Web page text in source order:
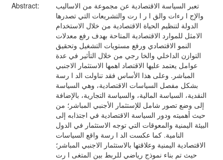
Abstract:
تعبر السیاسة الاقتصادیة عن مجموعة من الاسالیب
والإج ا رءات والق ا ر ا رت والتشریعات التي تصدرها
الدولة لتنظیم الحیاة الاقتصادیة من خلال الاستخدام
الامثل للموارد الاقتصادیة المتاحة بهدف رفع معدلات
النمو الاقتصادي ورفع مستویات التشغیل وتحقیق
التوازن الداخلي والخا رجي من خلال التأثیر في عدة
عوامل یعتمد علیها الاقتصاد اهمها الاستثمار الاجنبي
المباشر. وعلى هذا الأساس فقد تناولت الد ا رسة
بشكل مفصل السیاسات الاقتصادیة، وهي السیاسة
النقدیة، السیاسة المالیة، والسیاسة التجاریة، بالإضافة
إلى وضع تصور شامل للإستثمار الأجنبي المباشر؛ من
حیث أهمیته ودور السیاسة الاقتصادیة في اجتذابه إلى
البیئة الیمنیة والمعوقات التي توجه الاستثمار في الدول
النامیة. كما عكست الد ا رسة واقع السیاسات
الاقتصادیة الیمنیة وعلاقتها بالاستثمار الاجنبي المباشر؛
حیث تم بناء نموذج ریاضي للربط بین المتغی ا رت